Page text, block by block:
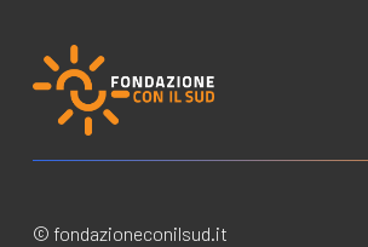
© fondazioneconilsud.it